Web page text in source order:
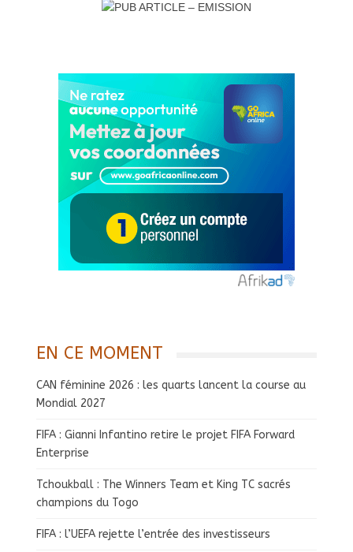
EN CE MOMENT
CAN féminine 2026 : les quarts lancent la course au
Mondial 2027
FIFA : Gianni Infantino retire le projet FIFA Forward
Enterprise
Tchoukball : The Winners Team et King TC sacrés
champions du Togo
FIFA : l’UEFA rejette l’entrée des investisseurs